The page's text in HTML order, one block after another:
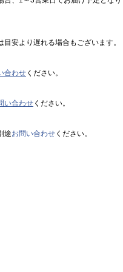
安より遅れる場合もございます。
合わせ ください。
い合わせ ください。
途お問い合わせ ください。